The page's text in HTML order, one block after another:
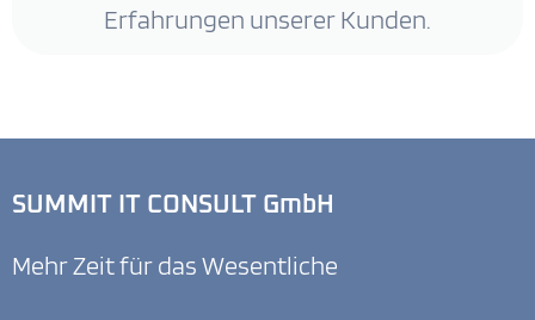
Erfahrungen unserer Kunden.
SUMMIT IT CONSULT GmbH
Mehr Zeit für das Wesentliche